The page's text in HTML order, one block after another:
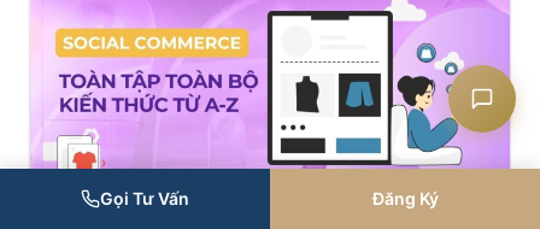
Gọi Tư Vấn Đăng Ký
Yêu cầu tư vấn